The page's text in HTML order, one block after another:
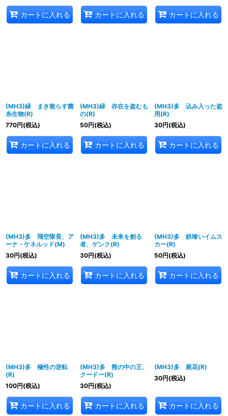
カートに入れる カートに入れる カートに入れる
(MH3)緑 まき散らす菌
糸生物(R)
770円(税込)
カートに入れる
(MH3)緑 存在を盗むも
の(R)
50円(税込)
カートに入れる
(MH3)多 込み入った盗
用(R)
30円(税込)
カートに入れる
(MH3)多 飛空隊長、ア
ーナ・ケネルッド(M)
30円(税込)
カートに入れる
(MH3)多 未来を創る
者、ゲンク(R)
30円(税込)
カートに入れる
(MH3)多 鉄喰いイムス
カー(R)
50円(税込)
カートに入れる
(MH3)多 極性の逆転
(R)
100円(税込)
カートに入れる
(MH3)多 熊の中の王、
クードー(R)
30円(税込)
カートに入れる
(MH3)多 屍花(R)
30円(税込)
カートに入れる